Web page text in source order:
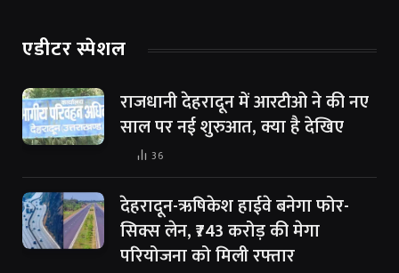
एडीटर स्पेशल
राजधानी देहरादून में आरटीओ ने की नए
साल पर नई शुरुआत, क्या है देखिए
36
देहरादून-ऋषिकेश हाईवे बनेगा फोर-
सिक्स लेन, ₹743 करोड़ की मेगा
परियोजना को मिली रफ्तार